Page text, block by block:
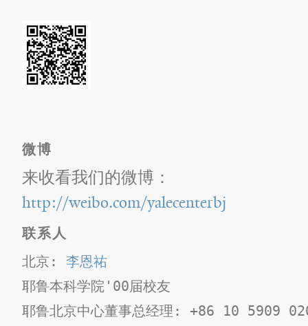
微博
来收看我们的微博：
http://weibo.com/yalecenterbj
联系人
北京: 李恩祐
耶鲁本科学院'00届校友
耶鲁北京中心董事总经理​: +86 10 5909